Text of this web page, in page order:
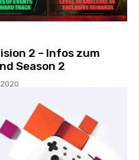
2 – Infos zum
Season 2